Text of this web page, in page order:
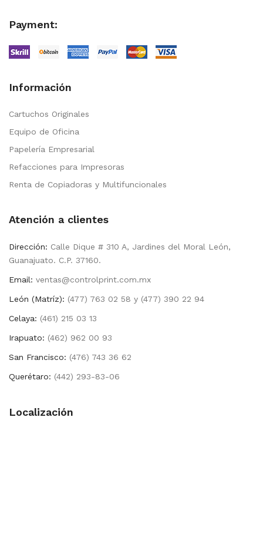
Payment:
Información
Cartuchos Originales
Equipo de Oficina
Papelería Empresarial
Refacciones para Impresoras
Renta de Copiadoras y Multifuncionales
Atención a clientes
Dirección: Calle Dique # 310 A, Jardines del Moral León,
Guanajuato. C.P. 37160.
Email: ventas@controlprint.com.mx
León (Matríz): (477) 763 02 58 y (477) 390 22 94
Celaya: (461) 215 03 13
Irapuato: (462) 962 00 93
San Francisco: (476) 743 36 62
Querétaro: (442) 293-83-06
Localización